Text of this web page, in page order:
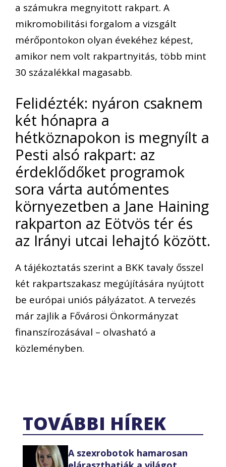
a számukra megnyitott rakpart. A
mikromobilitási forgalom a vizsgált
mérőpontokon olyan évekéhez képest,
amikor nem volt rakpartnyitás, több mint
30 százalékkal magasabb.
Felidézték: nyáron csaknem
két hónapra a
hétköznapokon is megnyílt a
Pesti alsó rakpart: az
érdeklődőket programok
sora várta autómentes
környezetben a Jane Haining
rakparton az Eötvös tér és
az Irányi utcai lehajtó között.
A tájékoztatás szerint a BKK tavaly ősszel
két rakpartszakasz megújítására nyújtott
be európai uniós pályázatot. A tervezés
már zajlik a Fővárosi Önkormányzat
finanszírozásával – olvasható a
közleményben.
TOVÁBBI HÍREK
A szexrobotok hamarosan